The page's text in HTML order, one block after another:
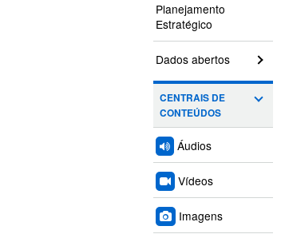
Planejamento
Estratégico
Dados abertos
CENTRAIS DE
CONTEÚDOS
Áudios
Vídeos
Imagens